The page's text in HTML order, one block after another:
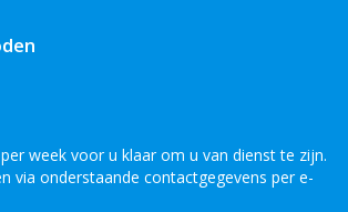
week voor u klaar om u van dienst te zijn.
via onderstaande contactgegevens per e-